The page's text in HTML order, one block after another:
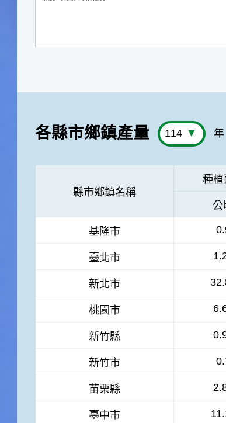
各縣市鄉鎮產量 年
縣市鄉鎮名稱
種植
公
基隆市
臺北市
新北市
桃園市
新竹縣
新竹市
苗栗縣
臺中市